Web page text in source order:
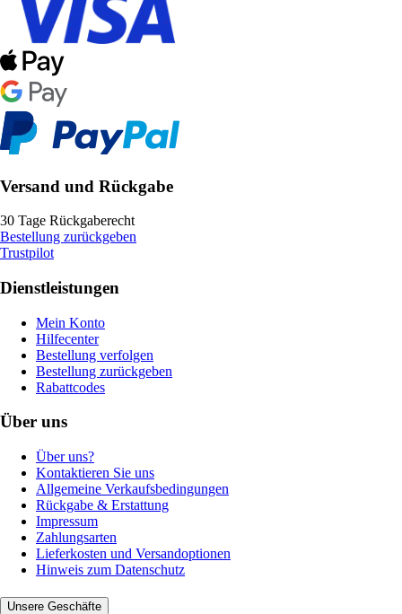
Versand und Rückgabe
30 Tage Rückgaberecht
Bestellung zurückgeben
Trustpilot
Dienstleistungen
Mein Konto
Hilfecenter
Bestellung verfolgen
Bestellung zurückgeben
Rabattcodes
Über uns
Über uns?
Kontaktieren Sie uns
Allgemeine Verkaufsbedingungen
Rückgabe & Erstattung
Impressum
Zahlungsarten
Lieferkosten und Versandoptionen
Hinweis zum Datenschutz
Unsere Geschäfte